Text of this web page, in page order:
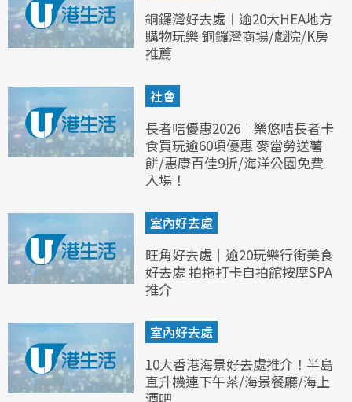
銅鑼灣好去處︱逾20大HEA地方
購物玩樂 銅鑼灣商場/戲院/K房
推薦
社會
長者咭優惠2026︱樂悠咭長者卡
食買玩逾60項優惠 麥當勞送薯
餅/惠康百佳9折/海洋公園免費
入場！
室內好去處
旺角好去處｜逾20玩樂行街美食
好去處 拍拖打卡自拍館按摩SPA
推介
室內好去處
10大香港海景好去處推介！半島
直升機連下午茶/海景餐廳/海上
酒吧